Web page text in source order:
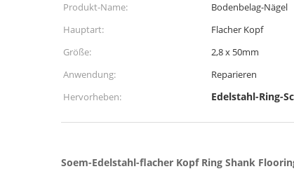
Produkt-Name: Bodenbelag-Nägel
Hauptart:
Flacher Kopf
Größe:
2,8 x 50mm
Anwendung:
Reparieren
Hervorheben:
Edelstahl-Ring-
Soem-Edelstahl-flacher Kopf Ring Shank